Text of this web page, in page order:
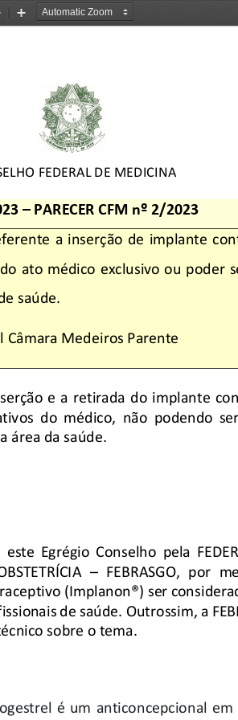
Zoom
Zoom
FEDERAL DE MEDICINA
– PARECER CFM nº 2/2023
a  inserção  de  implante
ato médico exclusivo ou poder
saúde.
Câmara Medeiros Parente
e  a  retirada do implante
s do  médico,  não  podendo
área da saúde.
este  Egrégio  Conselho pela
– FEBRASGO,  por
(Implanon®) ser
de saúde. Outrossim, a
sobre o tema.
é  um  anticoncepcional  em